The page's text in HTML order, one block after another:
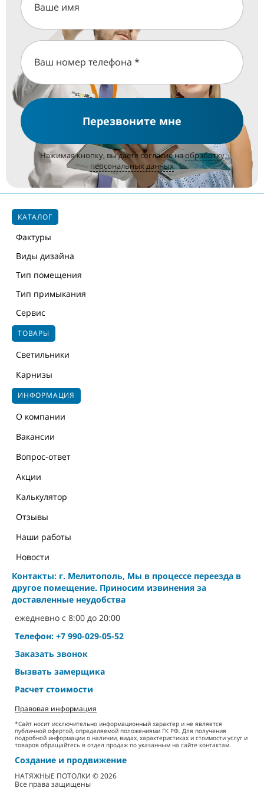
Перезвоните мне
Нажимая кнопку, вы даете согласие наобработку
персональных данных
КАТАЛОГ
Фактуры
Виды дизайна
Тип помещения
Тип примыкания
Сервис
ТОВАРЫ
Светильники
Карнизы
ИНФОРМАЦИЯ
О компании
Вакансии
Вопрос-ответ
Акции
Калькулятор
Отзывы
Наши работы
Новости
Контакты: г. Мелитополь, Мы в процессе переезда в
другое помещение. Приносим извинения за
доставленные неудобства
ежедневно с 8:00 до 20:00
Телефон: +7 990-029-05-52
Заказать звонок
Вызвать замерщика
Расчет стоимости
Правовая информация
*Сайт носит исключительно информационный характер и не является
публичной офертой, определяемой положениями ГК РФ. Для получения
подробной информации о наличии, видах, характеристиках и стоимости услуг и
товаров обращайтесь в отдел продаж по указанным на сайте контактам.
Создание и продвижение
НАТЯЖНЫЕ ПОТОЛКИ © 2026
Все права защищены